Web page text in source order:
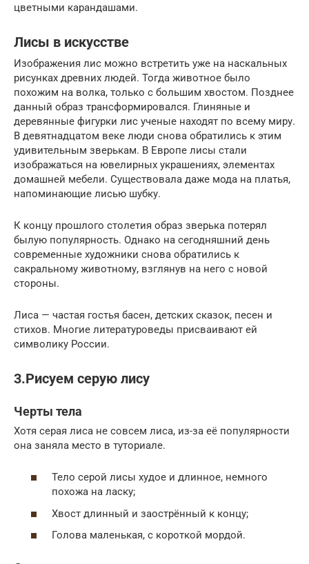
цветными карандашами.
Лисы в искусстве
Изображения лис можно встретить уже на наскальных
рисунках древних людей. Тогда животное было
похожим на волка, только с большим хвостом. Позднее
данный образ трансформировался. Глиняные и
деревянные фигурки лис ученые находят по всему миру.
В девятнадцатом веке люди снова обратились к этим
удивительным зверькам. В Европе лисы стали
изображаться на ювелирных украшениях, элементах
домашней мебели. Существовала даже мода на платья,
напоминающие лисью шубку.
К концу прошлого столетия образ зверька потерял
былую популярность. Однако на сегодняшний день
современные художники снова обратились к
сакральному животному, взглянув на него с новой
стороны.
Лиса — частая гостья басен, детских сказок, песен и
стихов. Многие литературоведы присваивают ей
символику России.
3.Рисуем серую лису
Черты тела
Хотя серая лиса не совсем лиса, из-за её популярности
она заняла место в туториале.
Тело серой лисы худое и длинное, немного
похожа на ласку;
Хвост длинный и заострённый к концу;
Голова маленькая, с короткой мордой.